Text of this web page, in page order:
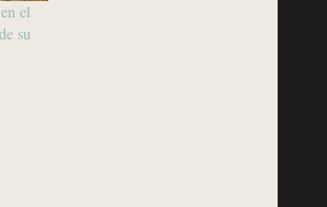
el
su